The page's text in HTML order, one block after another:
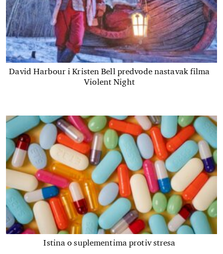
David Harbour i Kristen Bell predvode nastavak filma
Violent Night
Istina o suplementima protiv stresa